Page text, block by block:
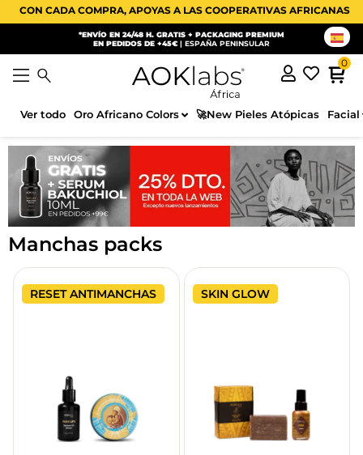
CON CADA COMPRA, APOYAS A LAS COOPERATIVAS AFRICANAS.
*ENVÍO EN 24/48 H. GRATIS + PACKAGING PREMIUM
EN PEDIDOS DE +45€| ESPAÑA PENINSULAR
Ver todo Oro Africano Colors 🚀New Pieles Atópicas Facial
Manchas packs
RESET ANTIMANCHAS SKIN GLOW